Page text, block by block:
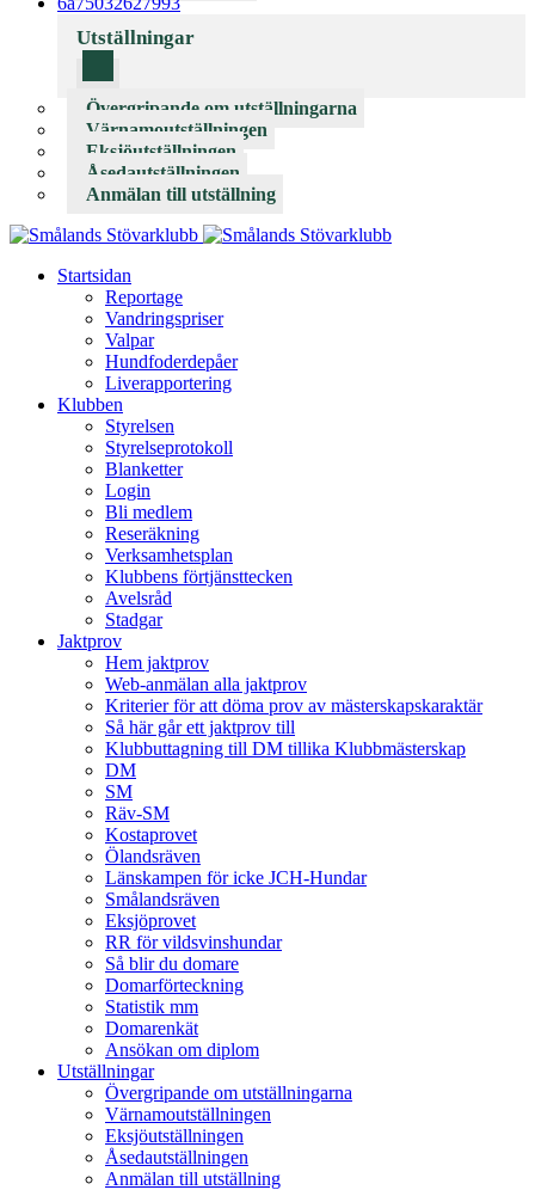
Utställningar
Övergripande om utställningarna
Värnamoutställningen
Eksjöutställningen
Åsedautställningen
Anmälan till utställning
Startsidan
Reportage
Vandringspriser
Valpar
Hundfoderdepåer
Liverapportering
Klubben
Styrelsen
Styrelseprotokoll
Blanketter
Login
Bli medlem
Reseräkning
Verksamhetsplan
Klubbens förtjänsttecken
Avelsråd
Stadgar
Jaktprov
Hem jaktprov
Web-anmälan alla jaktprov
Kriterier för att döma prov av mästerskapskaraktär
Så här går ett jaktprov till
Klubbuttagning till DM tillika Klubbmästerskap
DM
SM
Räv-SM
Kostaprovet
Ölandsräven
Länskampen för icke JCH-Hundar
Smålandsräven
Eksjöprovet
RR för vildsvinshundar
Så blir du domare
Domarförteckning
Statistik mm
Domarenkät
Ansökan om diplom
Utställningar
Övergripande om utställningarna
Värnamoutställningen
Eksjöutställningen
Åsedautställningen
Anmälan till utställning